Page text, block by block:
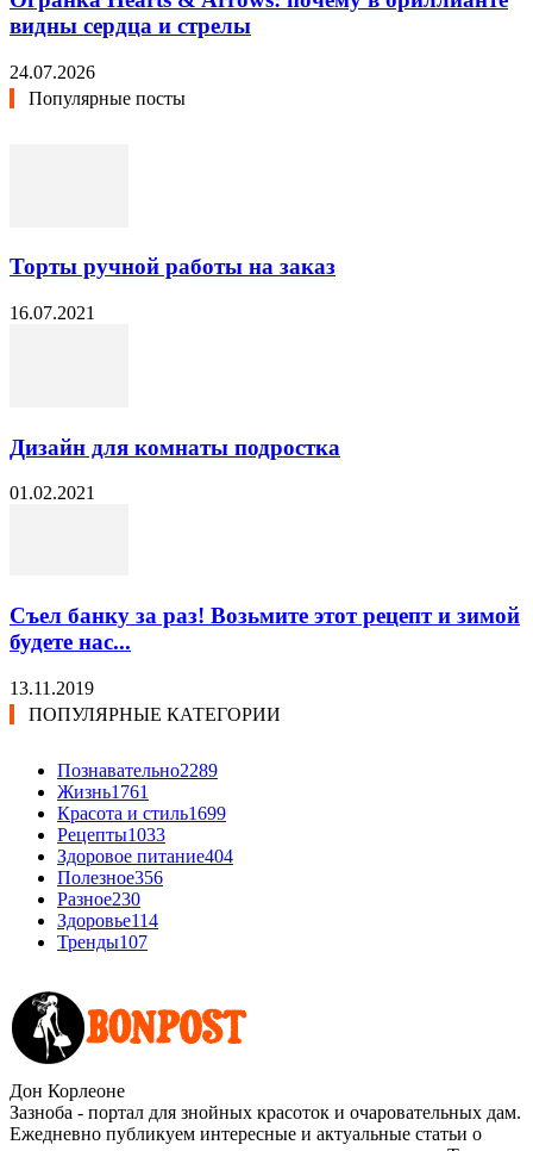
видны сердца и стрелы
24.07.2026
Популярные посты
Торты ручной работы на заказ
16.07.2021
Дизайн для комнаты подростка
01.02.2021
Съел банку за раз! Возьмите этот рецепт и зимой
будете нас...
13.11.2019
ПОПУЛЯРНЫЕ КАТЕГОРИИ
Познавательно2289
Жизнь1761
Красота и стиль1699
Рецепты1033
Здоровое питание404
Полезное356
Разное230
Здоровье114
Тренды107
Дон Корлеоне
Зазноба - портал для знойных красоток и очаровательных дам.
Ежедневно публикуем интересные и актуальные статьи о